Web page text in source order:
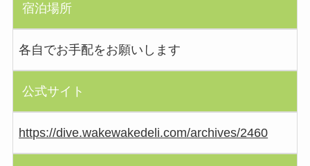
宿泊場所
各自でお手配をお願いします
公式サイト
https://dive.wakewakedeli.com/archives/2460